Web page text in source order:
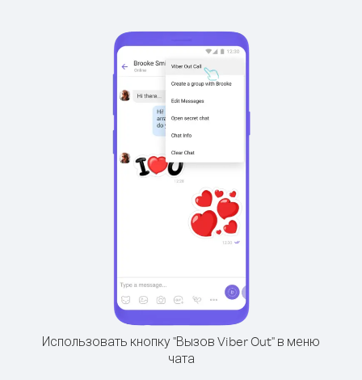
Использовать кнопку "Вызов Viber Out" в меню
чата